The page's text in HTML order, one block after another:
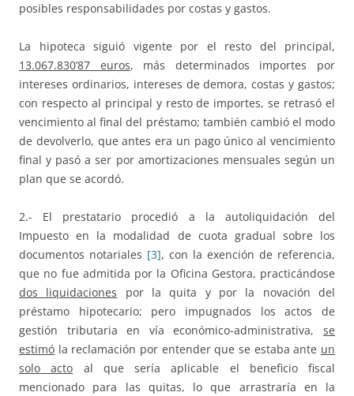
posibles responsabilidades por costas y gastos.
La hipoteca siguió vigente por el resto del principal,
13.067.830’87 euros, más determinados importes por
intereses ordinarios, intereses de demora, costas y gastos;
con respecto al principal y resto de importes, se retrasó el
vencimiento al final del préstamo; también cambió el modo
de devolverlo, que antes era un pago único al vencimiento
final y pasó a ser por amortizaciones mensuales según un
plan que se acordó.
2.- El prestatario procedió a la autoliquidación del
Impuesto en la modalidad de cuota gradual sobre los
documentos notariales [3], con la exención de referencia,
que no fue admitida por la Oficina Gestora, practicándose
dos liquidaciones por la quita y por la novación del
préstamo hipotecario; pero impugnados los actos de
gestión tributaria en vía económico-administrativa, se
estimó la reclamación por entender que se estaba ante un
solo acto al que sería aplicable el beneficio fiscal
mencionado para las quitas, lo que arrastraría en la